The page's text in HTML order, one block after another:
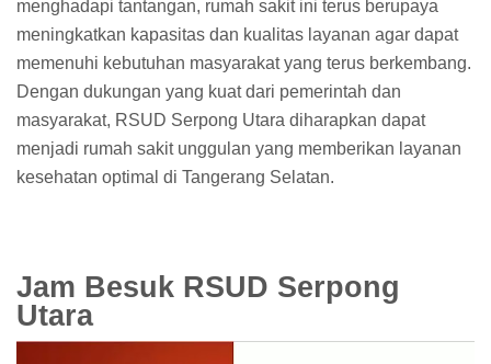
menghadapi tantangan, rumah sakit ini terus berupaya
meningkatkan kapasitas dan kualitas layanan agar dapat
memenuhi kebutuhan masyarakat yang terus berkembang.
Dengan dukungan yang kuat dari pemerintah dan
masyarakat, RSUD Serpong Utara diharapkan dapat
menjadi rumah sakit unggulan yang memberikan layanan
kesehatan optimal di Tangerang Selatan.
Jam Besuk RSUD Serpong
Utara